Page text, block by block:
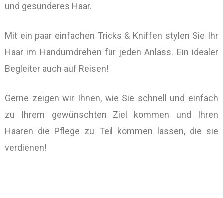
und gesünderes Haar.
Mit ein paar einfachen Tricks & Kniffen stylen Sie Ihr
Haar im Handumdrehen für jeden Anlass. Ein idealer
Begleiter auch auf Reisen!
Gerne zeigen wir Ihnen, wie Sie schnell und einfach
zu Ihrem gewünschten Ziel kommen und Ihren
Haaren die Pflege zu Teil kommen lassen, die sie
verdienen!